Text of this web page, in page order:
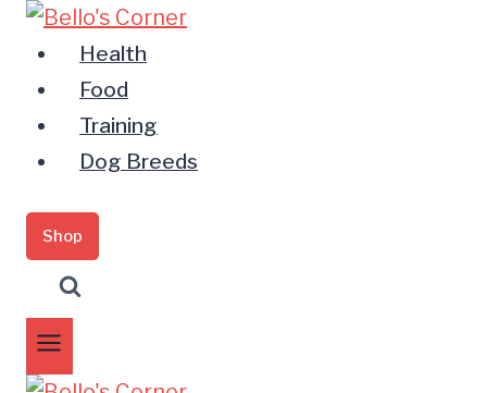
Zum
Inhalt
springen
Health
Food
Training
Dog Breeds
Shop